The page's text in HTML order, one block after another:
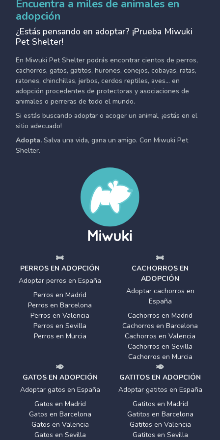
Encuentra a miles de animales en
adopción
¿Estás pensando en adoptar? ¡Prueba Miwuki
Pet Shelter!
En Miwuki Pet Shelter podrás encontrar cientos de perros,
cachorros, gatos, gatitos, hurones, conejos, cobayas, ratas,
ratones, chinchillas, jerbos, cerdos reptiles, aves... en
adopción procedentes de protectoras y asociaciones de
animales o perreras de todo el mundo.
Si estás buscando adoptar o acoger un animal, ¡estás en el
sitio adecuado!
Adopta. Salva una vida, gana un amigo. Con Miwuki Pet
Shelter.
PERROS EN ADOPCIÓN
Adoptar perros en España
Perros en Madrid
Perros en Barcelona
Perros en Valencia
Perros en Sevilla
Perros en Murcia
CACHORROS EN
ADOPCIÓN
Adoptar cachorros en
España
Cachorros en Madrid
Cachorros en Barcelona
Cachorros en Valencia
Cachorros en Sevilla
Cachorros en Murcia
GATOS EN ADOPCIÓN
Adoptar gatos en España
Gatos en Madrid
Gatos en Barcelona
Gatos en Valencia
Gatos en Sevilla
GATITOS EN ADOPCIÓN
Adoptar gatitos en España
Gatitos en Madrid
Gatitos en Barcelona
Gatitos en Valencia
Gatitos en Sevilla